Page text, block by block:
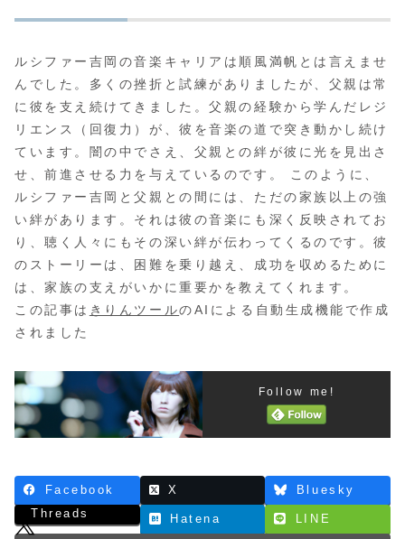
ルシファー吉岡の音楽キャリアは順風満帆とは言えませ
んでした。多くの挫折と試練がありましたが、父親は常
に彼を支え続けてきました。父親の経験から学んだレジ
リエンス（回復力）が、彼を音楽の道で突き動かし続け
ています。闇の中でさえ、父親との絆が彼に光を見出さ
せ、前進させる力を与えているのです。 このように、
ルシファー吉岡と父親との間には、ただの家族以上の強
い絆があります。それは彼の音楽にも深く反映されてお
り、聴く人々にもその深い絆が伝わってくるのです。彼
のストーリーは、困難を乗り越え、成功を収めるために
は、家族の支えがいかに重要かを教えてくれます。
この記事は きりんツールのAIによる自動生成機能で作成
されました
Follow me!
Facebook X
Bluesky
Threads
Hatena LINE